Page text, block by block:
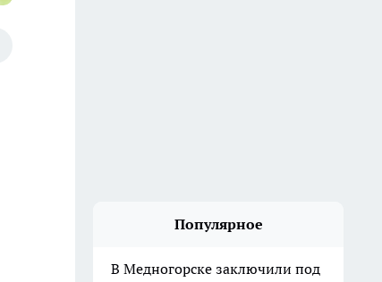
Популярное
В Медногорске заключили под